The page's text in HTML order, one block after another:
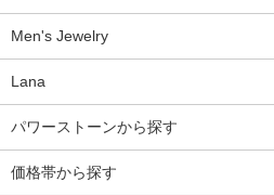
Men's Jewelry
Lana
パワーストーンから探す
価格帯から探す